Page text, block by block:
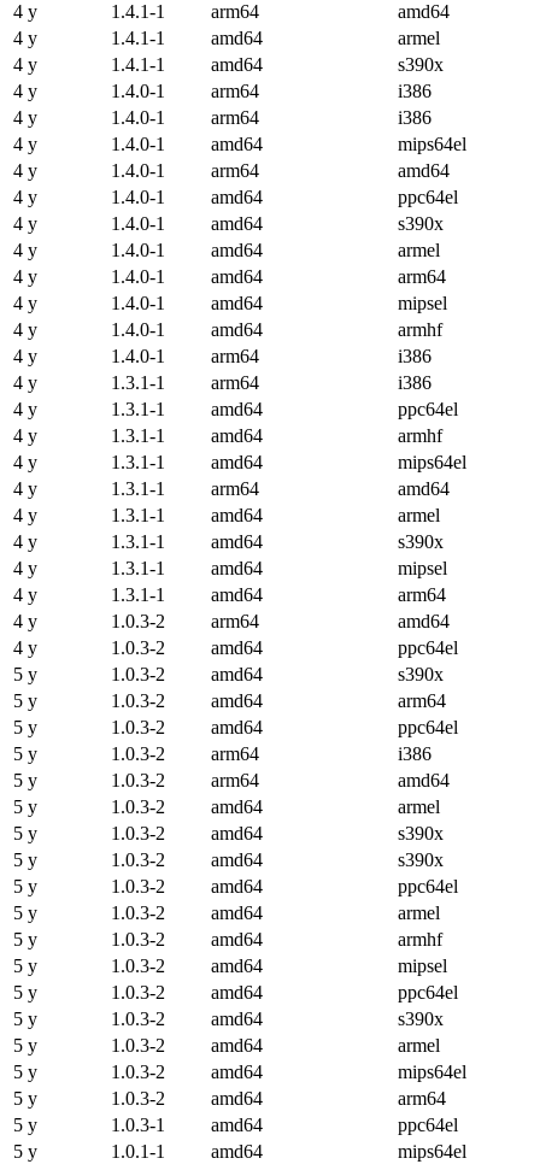
4 y
1.4.1-1 arm64
amd64
4 y
1.4.1-1 amd64
armel
4 y
1.4.1-1 amd64
s390x
4 y
1.4.0-1 arm64
i386
4 y
1.4.0-1 arm64
i386
4 y
1.4.0-1 amd64
mips64el
4 y
1.4.0-1 arm64
amd64
4 y
1.4.0-1 amd64
ppc64el
4 y
1.4.0-1 amd64
s390x
4 y
1.4.0-1 amd64
armel
4 y
1.4.0-1 amd64
arm64
4 y
1.4.0-1 amd64
mipsel
4 y
1.4.0-1 amd64
armhf
4 y
1.4.0-1 arm64
i386
4 y
1.3.1-1 arm64
i386
4 y
1.3.1-1 amd64
ppc64el
4 y
1.3.1-1 amd64
armhf
4 y
1.3.1-1 amd64
mips64el
4 y
1.3.1-1 arm64
amd64
4 y
1.3.1-1 amd64
armel
4 y
1.3.1-1 amd64
s390x
4 y
1.3.1-1 amd64
mipsel
4 y
1.3.1-1 amd64
arm64
4 y
1.0.3-2 arm64
amd64
4 y
1.0.3-2 amd64
ppc64el
5 y
1.0.3-2 amd64
s390x
5 y
1.0.3-2 amd64
arm64
5 y
1.0.3-2 amd64
ppc64el
5 y
1.0.3-2 arm64
i386
5 y
1.0.3-2 arm64
amd64
5 y
1.0.3-2 amd64
armel
5 y
1.0.3-2 amd64
s390x
5 y
1.0.3-2 amd64
s390x
5 y
1.0.3-2 amd64
ppc64el
5 y
1.0.3-2 amd64
armel
5 y
1.0.3-2 amd64
armhf
5 y
1.0.3-2 amd64
mipsel
5 y
1.0.3-2 amd64
ppc64el
5 y
1.0.3-2 amd64
s390x
5 y
1.0.3-2 amd64
armel
5 y
1.0.3-2 amd64
mips64el
5 y
1.0.3-2 amd64
arm64
5 y
1.0.3-1 amd64
ppc64el
5 y
1.0.1-1 amd64
mips64el